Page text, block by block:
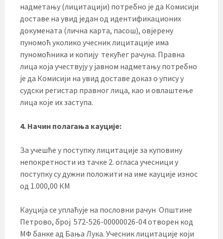
надметању (лицитацији) потребно је да Комисији
доставе на увид један од идентификационих
докумената (лична карта, пасош), овјерену
пуномоћ уколико учесник лицитације има
пуномоћника и копију текућег рачуна. Правна
лица која учествују у јавном надметању потребно
је да Комисији на увид доставе доказ о упису у
судски регистар правног лица, као и овлаштење
лица које их заступа.
4. Начин полагања кауције:
За учешће у поступку лицитације за куповину
непокретности из тачке 2. огласа учесници у
поступку су дужни положити на име кауције износ
од 1.000,00 КМ
Кауција се уплаћује на пословни рачун Општине
Петрово, број 572-526-00000026-04 отворен код
МФ банке ад Бањa Лука. Учесник лицитације који